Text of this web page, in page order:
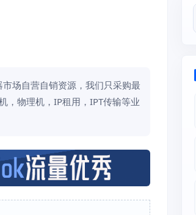
场自营自销资源，我们只采购最
，物理机，IP租用，IPT传输等业